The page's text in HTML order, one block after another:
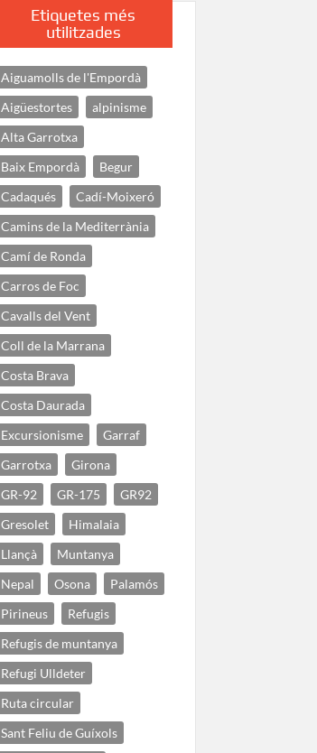
Etiquetes més
utilitzades
Aiguamolls de l'Empordà
Aigüestortes
alpinisme
Alta Garrotxa
Baix Empordà
Begur
Cadaqués
Cadí-Moixeró
Camins de la Mediterrània
Camí de Ronda
Carros de Foc
Cavalls del Vent
Coll de la Marrana
Costa Brava
Costa Daurada
Excursionisme
Garraf
Garrotxa
Girona
GR-92
GR-175
GR92
Gresolet
Himalaia
Llançà
Muntanya
Nepal
Osona
Palamós
Pirineus
Refugis
Refugis de muntanya
Refugi Ulldeter
Ruta circular
Sant Feliu de Guíxols